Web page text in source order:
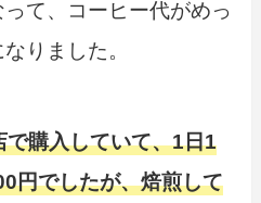
て、コーヒー代がめっ
りました。
で購入していて、1日1
円でしたが、焙煎して